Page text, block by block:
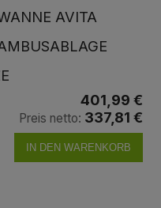
AVITA
401,99 €
Preis netto: 337,81 €
IN DEN WARENKORB